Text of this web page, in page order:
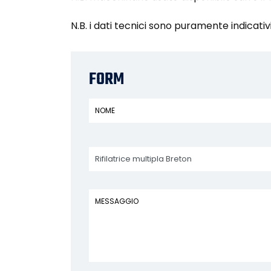
N.B. i dati tecnici sono puramente
FORM